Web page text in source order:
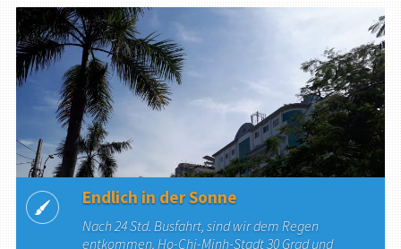
Endlich in der Sonne
Nach 24 Std. Busfahrt, sind wir dem Regen
entkommen. Ho-Chi-Minh-Stadt 30 Grad und